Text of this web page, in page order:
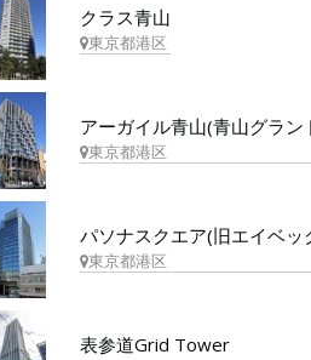
クラス青山
東京都港区
アーガイル青山(青山グラン
東京都港区
パソナスクエア(旧エイベッ
東京都港区
表参道Grid Tower